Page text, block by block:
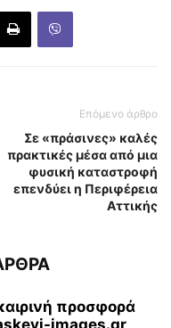
Επόμενο άρθρο
Σε «πράσινες» καλές
πρακτικές μέσα από μια
φυσική καταστροφή
επενδύει η Περιφέρεια
Αττικής
προσφορά
images.gr